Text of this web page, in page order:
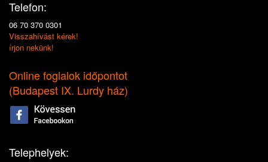
Telefon:
06 70 370 0301
Visszahívást kérek!
írjon nekünk!
Online foglalok időpontot
(Budapest IX. Lurdy ház)
Telephelyek: